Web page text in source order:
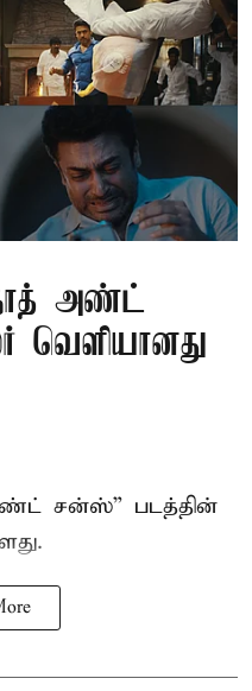
அண்ட்
வெளியானது
சன்ஸ்” படத்தின்